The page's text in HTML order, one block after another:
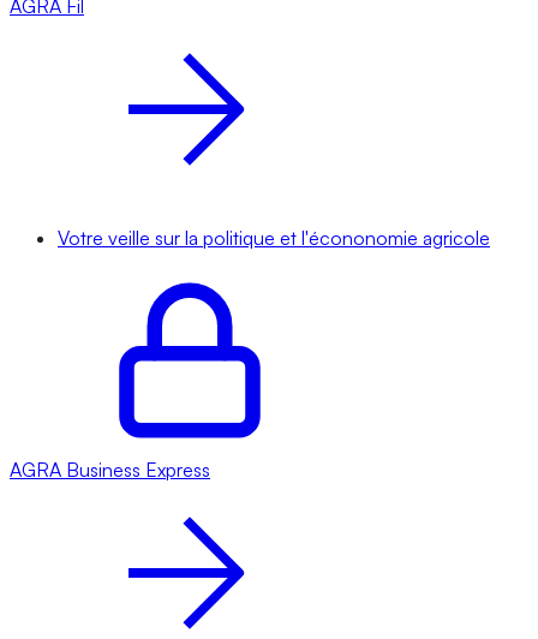
AGRA Fil
Votre veille sur la politique et l'écononomie agricole
AGRA Business Express